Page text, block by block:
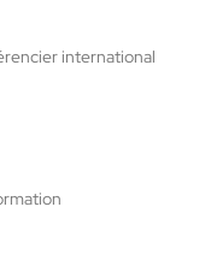
international